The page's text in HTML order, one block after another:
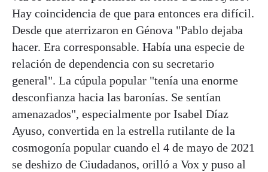
Hay coincidencia de que para entonces era difícil.
Desde que aterrizaron en Génova "Pablo dejaba
hacer. Era corresponsable. Había una especie de
relación de dependencia con su secretario
general". La cúpula popular "tenía una enorme
desconfianza hacia las baronías. Se sentían
amenazados", especialmente por Isabel Díaz
Ayuso, convertida en la estrella rutilante de la
cosmogonía popular cuando el 4 de mayo de 2021
se deshizo de Ciudadanos, orilló a Vox y puso al